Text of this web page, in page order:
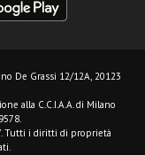
De Grassi 12/12A, 20123
alla C.C.I.A.A. di Milano
Tutti i diritti di proprietà